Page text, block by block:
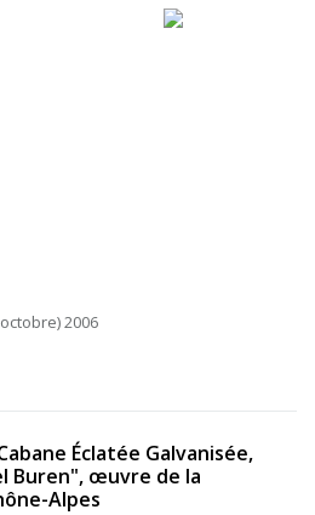
2006
Éclatée Galvanisée,
Buren", œuvre de la
Alpes